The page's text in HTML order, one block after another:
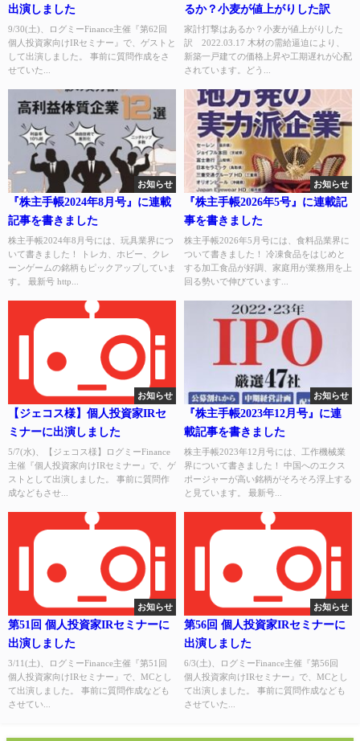
出演しました
9/30(土)、ログミーFinance主催『第62回
個人投資家向けIRセミナー』で、ゲストと
して出演しました。 事前に質問作成をさ
せていた...
るか？小麦が値上がりした訳
家計打撃はあるか？小麦が値上がりした
訳 2022.03.17 木材の需給逼迫により、
新築一戸建ての価格上昇や工期遅れが心配
されています。どう...
お知らせ
『株主手帳2024年8月号』に連載
記事を書きました
株主手帳2024年8月号には、玩具業界につ
いて書きました！ トレカ、ホビー、クレ
ーンゲームの銘柄もピックアップしていま
す。 最新号 http...
お知らせ
『株主手帳2026年5号』に連載記
事を書きました
株主手帳2026年5月号には、食料品業界に
ついて書きました！ 冷凍食品をはじめと
する加工食品が好調、家庭用が業務用を上
回る勢いで伸びています...
お知らせ
【ジェコス様】個人投資家IRセ
ミナーに出演しました
5/7(水)、【ジェコス様】ログミーFinance
主催『個人投資家向けIRセミナー』で、ゲ
ストとして出演しました。 事前に質問作
成などもさせ...
お知らせ
『株主手帳2023年12月号』に連
載記事を書きました
株主手帳2023年12月号には、工作機械業
界について書きました！ 中国へのエクス
ポージャーが高い銘柄がそろそろ浮上する
と見ています。 最新号...
お知らせ
第51回 個人投資家IRセミナーに
出演しました
3/11(土)、ログミーFinance主催『第51回
個人投資家向けIRセミナー』で、MCとし
て出演しました。 事前に質問作成なども
させてい...
お知らせ
第56回 個人投資家IRセミナーに
出演しました
6/3(土)、ログミーFinance主催『第56回
個人投資家向けIRセミナー』で、MCとし
て出演しました。 事前に質問作成なども
させていた...